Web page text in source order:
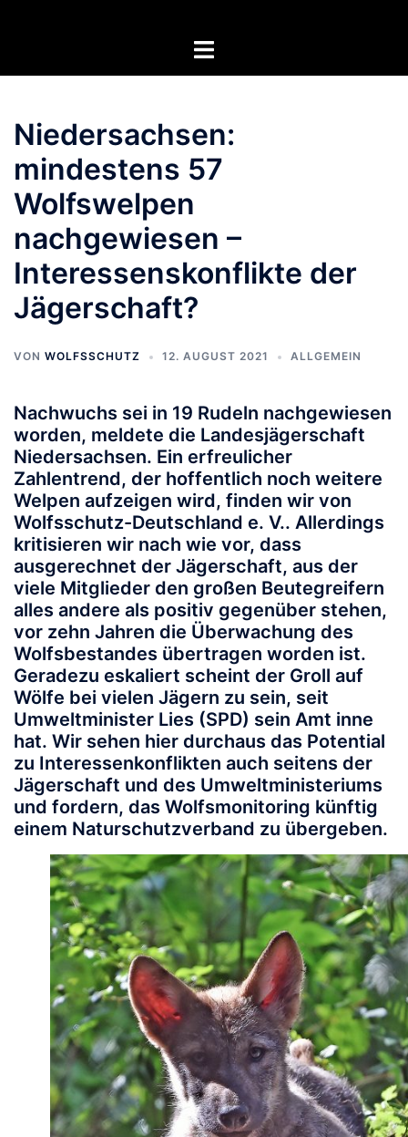
Menü
Niedersachsen:
mindestens 57
Wolfswelpen
nachgewiesen –
Interessenskonflikte der
Jägerschaft?
VON WOLFSSCHUTZ 12. AUGUST 2021 ALLGEMEIN
Nachwuchs sei in 19 Rudeln nachgewiesen
worden, meldete die Landesjägerschaft
Niedersachsen. Ein erfreulicher
Zahlentrend, der hoffentlich noch weitere
Welpen aufzeigen wird, finden wir von
Wolfsschutz-Deutschland e. V.. Allerdings
kritisieren wir nach wie vor, dass
ausgerechnet der Jägerschaft, aus der
viele Mitglieder den großen Beutegreifern
alles andere als positiv gegenüber stehen,
vor zehn Jahren die Überwachung des
Wolfsbestandes übertragen worden ist.
Geradezu eskaliert scheint der Groll auf
Wölfe bei vielen Jägern zu sein, seit
Umweltminister Lies (SPD) sein Amt inne
hat. Wir sehen hier durchaus das Potential
zu Interessenkonflikten auch seitens der
Jägerschaft und des Umweltministeriums
und fordern, das Wolfsmonitoring künftig
einem Naturschutzverband zu übergeben.